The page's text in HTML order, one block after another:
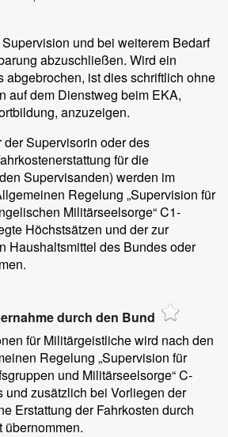
und bei weiterem Bedarf
abzuschließen. Wird ein
abgebrochen, ist dies schriftlich ohne
auf dem Dienstweg beim EKA,
anzuzeigen.
Supervisorin oder des
für die
Supervisanden) werden im
Regelung „Supervision für
Militärseelsorge“ C1-
Höchstsätzen und der zur
Haushaltsmittel des Bundes oder
durch den Bund
für Militärgeistliche wird nach den
Regelung „Supervision für
und Militärseelsorge“ C-
und zusätzlich bei Vorliegen der
Erstattung der Fahrkosten durch